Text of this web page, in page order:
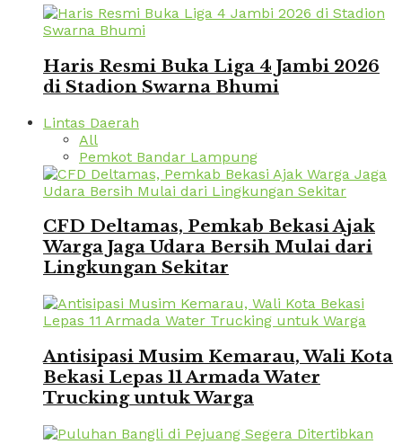
Haris Resmi Buka Liga 4 Jambi 2026
di Stadion Swarna Bhumi
Lintas Daerah
All
Pemkot Bandar Lampung
CFD Deltamas, Pemkab Bekasi Ajak
Warga Jaga Udara Bersih Mulai dari
Lingkungan Sekitar
Antisipasi Musim Kemarau, Wali Kota
Bekasi Lepas 11 Armada Water
Trucking untuk Warga